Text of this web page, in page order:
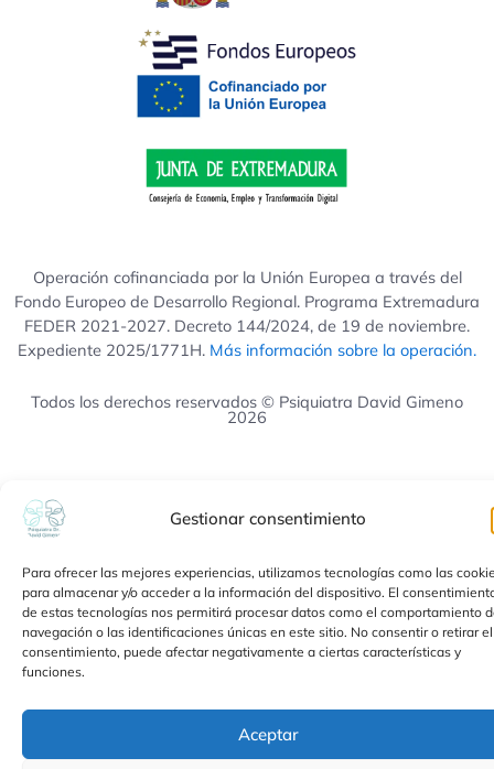
Gestionar consentimiento
Para ofrecer las mejores experiencias, utilizamos tecnologías como las
para almacenar y/o acceder a la información del dispositivo. El
de estas tecnologías nos permitirá procesar datos como el comportamiento
navegación o las identificaciones únicas en este sitio. No consentir o retirar el
consentimiento, puede afectar negativamente a ciertas características y
funciones.
Aceptar
Operación cofinanciada por la Unión Europea a través del
Fondo Europeo de Desarrollo Regional. Programa Extremadura
FEDER 2021-2027. Decreto 144/2024, de 19 de noviembre.
Expediente 2025/1771H. Más información sobre la operación.
Todos los derechos reservados © Psiquiatra David Gimeno
2026